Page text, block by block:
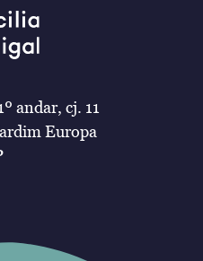
andar, cj. 11
Europa